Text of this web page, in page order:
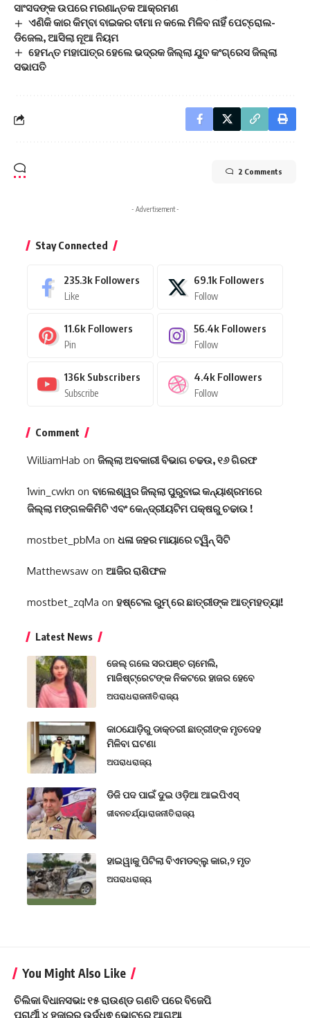
ସାଂସଦଙ୍କ ଉପରେ ମରଣାନ୍ତକ ଆକ୍ରମଣ
ଏଣିକି କାର କିମ୍ବା ବାଇକର ବୀମା ନ କଲେ ମିଳିବ ନାହିଁ ପେଟ୍ରୋଲ-
ଡିଜେଲ, ଆସିଲା ନୂଆ ନିୟମ
ହେମନ୍ତ ମହାପାତ୍ର ହେଲେ ଭଦ୍ରକ ଜିଲ୍ଲା ଯୁବ କଂଗ୍ରେସ ଜିଲ୍ଲା
ସଭାପତି
2 Comments
- Advertisement -
Stay Connected
235.3k Followers
Like
69.1k Followers
Follow
11.6k Followers
Pin
56.4k Followers
Follow
136k Subscribers
Subscribe
4.4k Followers
Follow
Comment
WilliamHab on ଜିଲ୍ଲା ଅବକାରୀ ବିଭାଗ ଚଢଉ, ୧୬ ଗିରଫ
1win_cwkn on ବାଲେଶ୍ୱର ଜିଲ୍ଲା ପୁରୁବାଇ କନ୍ୟାଶ୍ରମରେ
ଜିଲ୍ଲା ମଙ୍ଗଳକିମିଟି ଏବଂ କେନ୍ଦ୍ରୀୟଟିମ ପକ୍ଷରୁ ଚଢାଉ !
mostbet_pbMa on ଧଳା ଜହର ମାୟାରେ ଟ୍ୱିନ୍ ସିଟି
Matthewsaw on ଆଜିର ରାଶିଫଳ
mostbet_zqMa on ହଷ୍ଟେଲ ରୁମ୍ ରେ ଛାତ୍ରୀଙ୍କ ଆତ୍ମହତ୍ୟା!
Latest News
ଜେଲ୍ ଗଲେ ସରପଞ୍ଚ ଚାମେଲି,
ମାଜିଷ୍ଟ୍ରେଟଙ୍କ ନିକଟରେ ହାଜର ହେବେ
ଅପରାଧରାଜନୀତିରାଜ୍ୟ
କାଠଯୋଡ଼ିରୁ ଡାକ୍ତରୀ ଛାତ୍ରୀଙ୍କ ମୃତଦେହ
ମିଳିବା ଘଟଣା
ଅପରାଧରାଜ୍ୟ
ଡିଜି ପଦ ପାଇଁ ଦୁଇ ଓଡ଼ିଆ ଆଇପିଏସ୍
ଜୀବନଚର୍ଯ୍ୟାରାଜନୀତିରାଜ୍ୟ
ହାଇୱାକୁ ପିଟିଲା ବିଏମଡବ୍ଲୁ କାର,୨ ମୃତ
ଅପରାଧରାଜ୍ୟ
You Might Also Like
ଚିଲିକା ବିଧାନସଭା: ୧୫ ରାଉଣ୍ଡ ଗଣତି ପରେ ବିଜେପି
ପ୍ରାର୍ଥୀ ୪ ହଜାରରୁ ଉର୍ଦ୍ଧ୍ଵ ଭୋଟରେ ଆଗୁଆ